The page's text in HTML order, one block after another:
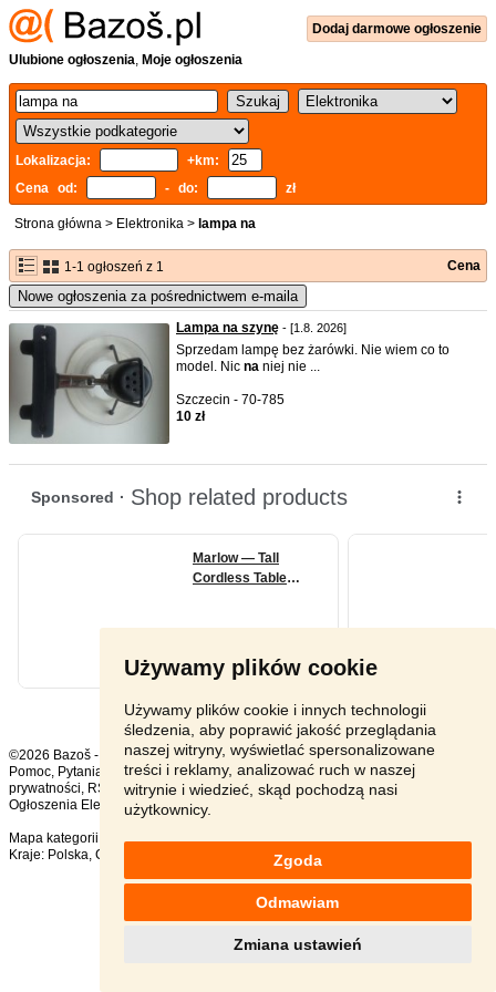
Używamy plików cookie
Używamy plików cookie i innych technologii
śledzenia, aby poprawić jakość przeglądania
naszej witryny, wyświetlać spersonalizowane
treści i reklamy, analizować ruch w naszej
witrynie i wiedzieć, skąd pochodzą nasi
użytkownicy.
Zgoda
Odmawiam
Zmiana ustawień
Dodaj darmowe ogłoszenie
Ulubione ogłoszenia, Moje ogłoszenia
Lokalizacja:
+km:
Cena od:
- do: zł
Strona główna > Elektronika > lampa na
1-1 ogłoszeń z 1 Cena
Nowe ogłoszenia za pośrednictwem e-maila
Lampa na szynę - [1.8. 2026]
Sprzedam lampę bez żarówki. Nie wiem co to
model. Nic na niej nie ...
Szczecin - 70-785
10 zł
©2026 Bazoš -
sprzedam, ogłoszenia
Pomoc, Pytania Komentarze,Kontakt ,Reklama,Regulamin ,Polityka
prywatności, RSS
Ogłoszenia Elektronika ogółem: 175
Mapa kategorii
Popularne wyszukiwania
Kraje: Polska, Czechy